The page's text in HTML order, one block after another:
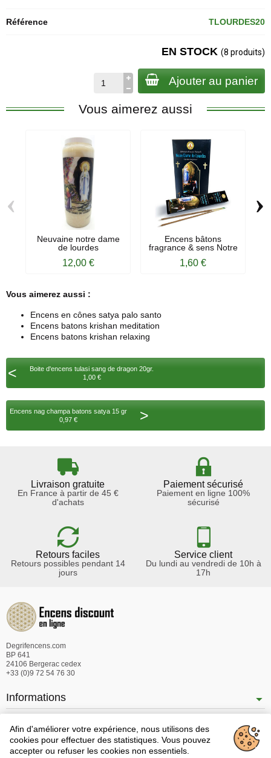
Référence TLOURDES20
EN STOCK (8 produits)
Ajouter au panier
Vous aimerez aussi
Neuvaine notre dame
de lourdes
12,00 €
Encens bâtons
fragrance & sens Notre
1,60 €
‹ ›
Vous aimerez aussi :
Encens en cônes satya palo santo
Encens batons krishan meditation
Encens batons krishan relaxing
<
Boite d'encens tulasi sang de dragon 20gr.
1,00 €
Encens nag champa batons satya 15 gr
0,97 €
>
Livraison gratuite
En France à partir de 45 €
d'achats
Paiement sécurisé
Paiement en ligne 100%
sécurisé
Retours faciles
Retours possibles pendant 14
jours
Service client
Du lundi au vendredi de 10h à
17h
Degrifencens.com
BP 641
24106 Bergerac cedex
+33 (0)9 72 54 76 30
Informations
Notre société
Afin d'améliorer votre expérience, nous utilisons des
cookies pour effectuer des statistiques. Vous pouvez
accepter ou refuser les cookies non essentiels.